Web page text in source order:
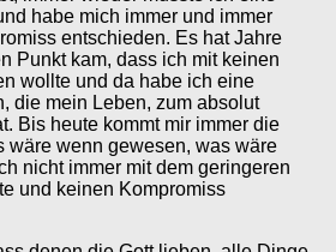
habe mich immer und immer
entschieden. Es hat Jahre
Punkt kam, dass ich mit keinen
wollte und da habe ich eine
die mein Leben, zum absolut
Bis heute kommt mir immer die
wäre wenn gewesen, was wäre
nicht immer mit dem geringeren
und keinen Kompromiss